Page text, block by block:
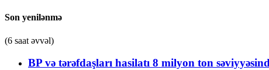
Son yenilənmə
(6 saat əvvəl)
BP və tərəfdaşları hasilatı 8 milyon ton